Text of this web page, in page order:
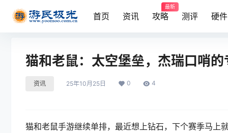
首页 资讯 攻略
最新
测评 硬件
猫和老鼠：太空堡垒，杰瑞口哨
资讯 25年10月25日 0 4
猫和老鼠手游继续单排，最近想上钻石，下个赛季马上